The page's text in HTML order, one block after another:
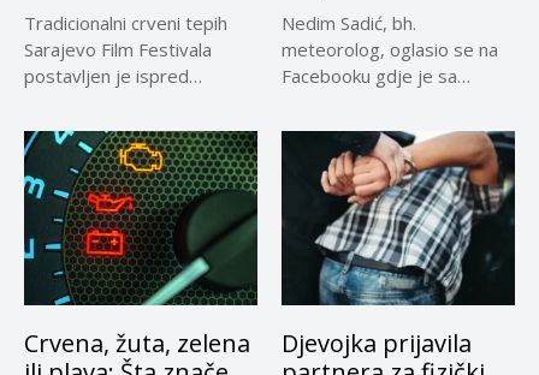
Tradicionalni crveni tepih
Sarajevo Film Festivala
postavljen je ispred
Sarajevo,...
Nedim Sadić, bh.
meteorolog, oglasio se na
Facebooku gdje je sa
Crvena, žuta, zelena
Djevojka prijavila